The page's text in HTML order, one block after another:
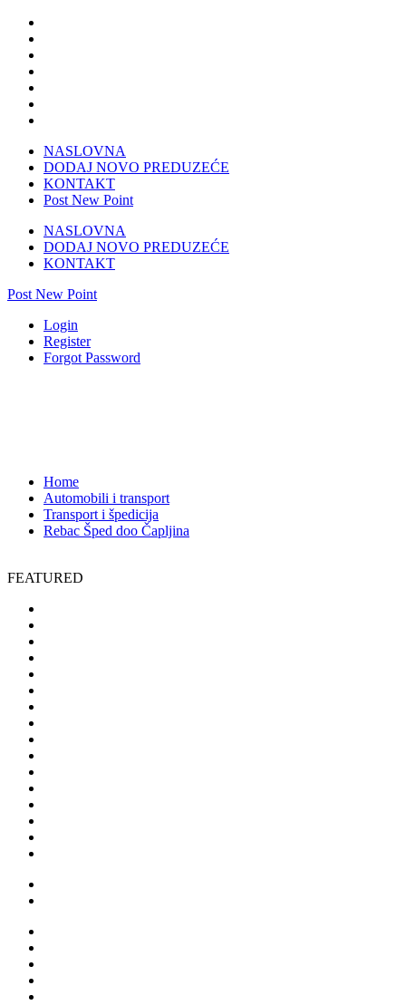
NASLOVNA
DODAJ NOVO PREDUZEĆE
KONTAKT
Post New Point
NASLOVNA
DODAJ NOVO PREDUZEĆE
KONTAKT
Post New Point
Login
Register
Forgot Password
Home
Automobili i transport
Transport i špedicija
Rebac Šped doo Čapljina
FEATURED